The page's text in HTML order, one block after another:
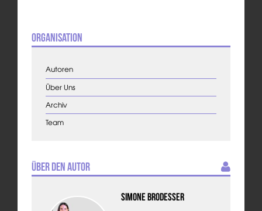
Organisation
Autoren
Über Uns
Archiv
Team
Über den Autor
Simone Brodesser